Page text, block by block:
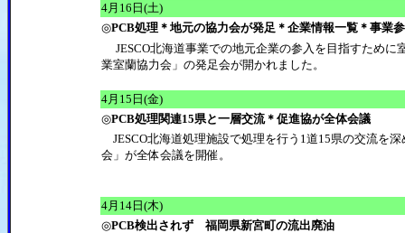
4月16日(土)
◎PCB処理＊地元の協力会が発足＊企業情報一覧＊事業
JESCO北海道事業での地元企業の参入を目指すため
業室蘭協力会」の発足会が開かれました。
4月15日(金)
◎PCB処理関連15県と一層交流＊促進協が全体会議
JESCO北海道処理施設で処理を行う1道15県の交流を
会」が全体会議を開催。
4月14日(木)
◎PCB検出されず 福岡県新宮町の流出廃油